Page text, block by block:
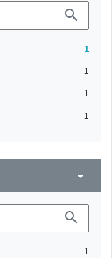
search
1
1
1
1
arrow_drop_down
search
1